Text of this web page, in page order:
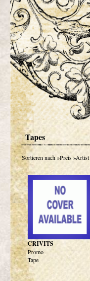
Tapes
Sortieren nach»Preis»Artist
CRIVITS
Promo
Tape